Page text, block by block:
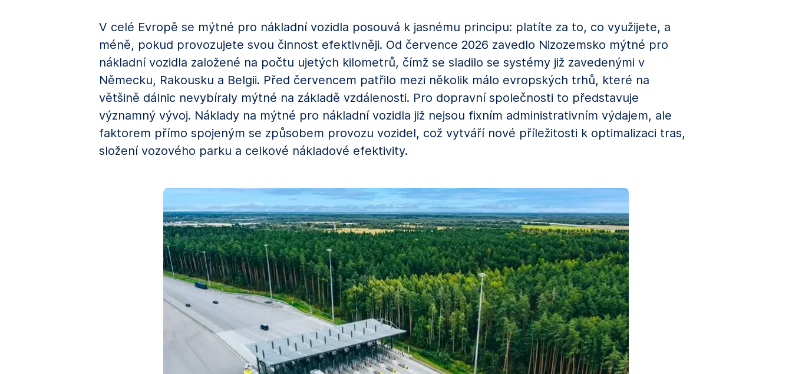
V celé Evropě se mýtné pro nákladní vozidla posouvá k jasnému principu: platíte za to, co využijete, a
méně, pokud provozujete svou činnost efektivněji. Od července 2026 zavedlo Nizozemsko mýtné pro
nákladní vozidla založené na počtu ujetých kilometrů, čímž se sladilo se systémy již zavedenými v
Německu, Rakousku a Belgii. Před červencem patřilo mezi několik málo evropských trhů, které na
většině dálnic nevybíraly mýtné na základě vzdálenosti. Pro dopravní společnosti to představuje
významný vývoj. Náklady na mýtné pro nákladní vozidla již nejsou fixním administrativním výdajem, ale
faktorem přímo spojeným se způsobem provozu vozidel, což vytváří nové příležitosti k optimalizaci tras,
složení vozového parku a celkové nákladové efektivity.